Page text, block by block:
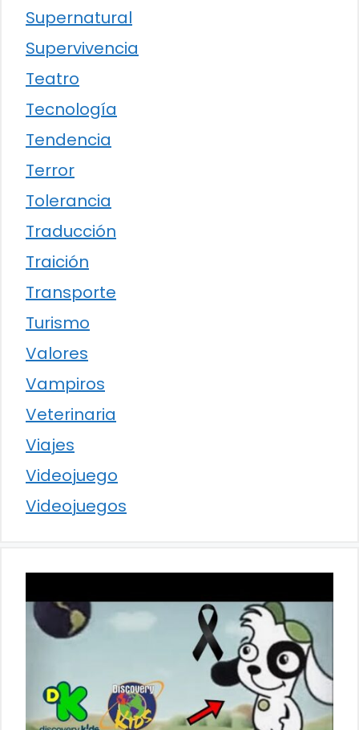
Supernatural
Supervivencia
Teatro
Tecnología
Tendencia
Terror
Tolerancia
Traducción
Traición
Transporte
Turismo
Valores
Vampiros
Veterinaria
Viajes
Videojuego
Videojuegos